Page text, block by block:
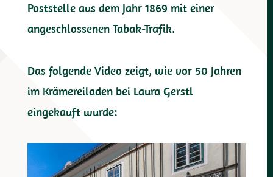
Poststelle aus dem Jahr 1869 mit einer
angeschlossenen Tabak-Trafik.
Das folgende Video zeigt, wie vor 50 Jahren
im Krämereiladen bei Laura Gerstl
eingekauft wurde: